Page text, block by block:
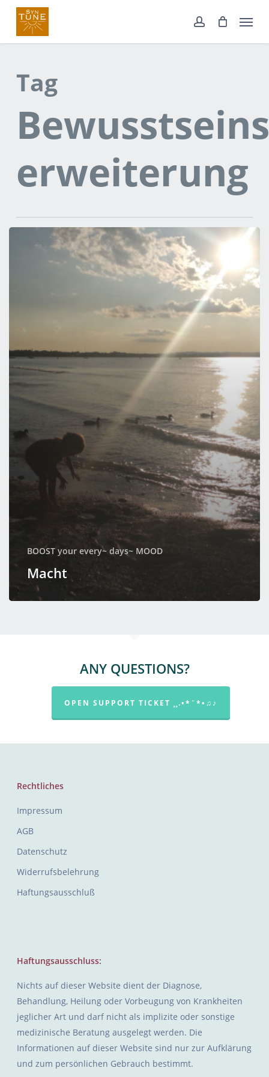
main
account
Menu
Tag
erweiterung
BOOST your every~ days~ MOOD
Macht
ANY QUESTIONS?
OPEN SUPPORT TICKET ¸¸.•*¨*•♫♪
Rechtliches
Impressum
AGB
Datenschutz
Widerrufsbelehrung
Haftungsausschluß
Haftungsausschluss:
Nichts auf dieser Website dient der Diagnose,
Behandlung, Heilung oder Vorbeugung von Krankheiten
jeglicher Art und darf nicht als implizite oder sonstige
medizinische Beratung ausgelegt werden. Die
Informationen auf dieser Website sind nur zur Aufklärung
und zum persönlichen Gebrauch bestimmt.